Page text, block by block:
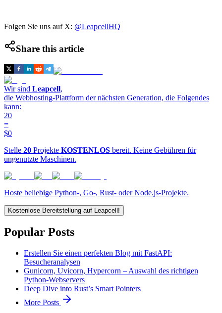
Folgen Sie uns auf X: @LeapcellHQ
Share this article
Wir sind Leapcell,
die Webhosting-Plattform der nächsten Generation, die Folgendes
kann:
20
=
$0
Stelle 20 Projekte KOSTENLOS bereit. Keine Gebühren für
ungenutzte Maschinen.
Hoste beliebige Python-, Go-, Rust- oder Node.js-Projekte.
Kostenlose Bereitstellung auf Leapcell!
Popular Posts
Erstellen Sie einen perfekten Blog mit FastAPI:
Besucheranalysen
Gunicorn, Uvicorn, Hypercorn – Auswahl des richtigen
Python-Webservers
Deep Dive into Rust’s Smart Pointers
More Posts